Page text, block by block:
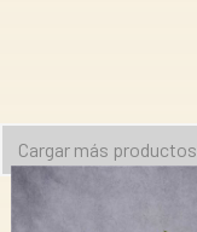
Cargar más productos